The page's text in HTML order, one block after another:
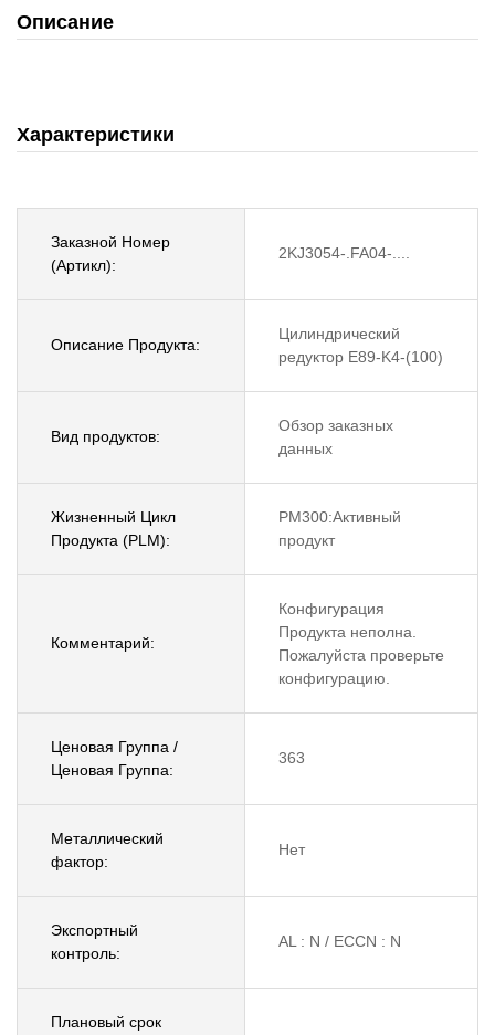
Описание
Характеристики
Заказной Номер
(Артикл):
2KJ3054-.FA04-....
Описание Продукта:
Цилиндрический
редуктор E89-K4-(100)
Вид продуктов:
Обзор заказных
данных
Жизненный Цикл
Продукта (PLM):
PM300:Активный
продукт
Комментарий:
Конфигурация
Продукта неполна.
Пожалуйста проверьте
конфигурацию.
Ценовая Группа /
Ценовая Группа:
363
Металлический
фактор:
Нет
Экспортный
контроль:
AL : N / ECCN : N
Плановый срок